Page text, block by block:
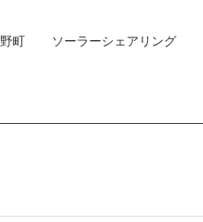
町 ソーラーシェアリング